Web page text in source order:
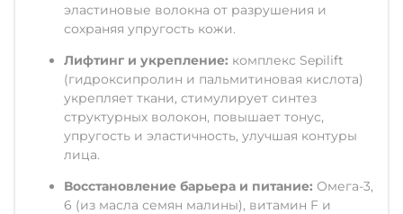
эластиновые волокна от разрушения и
сохраняя упругость кожи.
Лифтинг и укрепление: комплекс Sepilift
(гидроксипролин и пальмитиновая кислота)
укрепляет ткани, стимулирует синтез
структурных волокон, повышает тонус,
упругость и эластичность, улучшая контуры
лица.
Восстановление барьера и питание: Омега-3,
6 (из масла семян малины), витамин F и